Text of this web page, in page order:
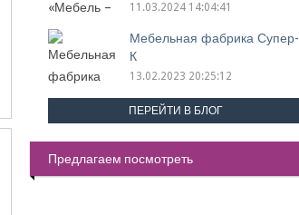
11.03.2024 14:04:41
Мебельная фабрика Супер-
К
13.02.2023 20:25:12
ПЕРЕЙТИ В БЛОГ
Предлагаем посмотреть